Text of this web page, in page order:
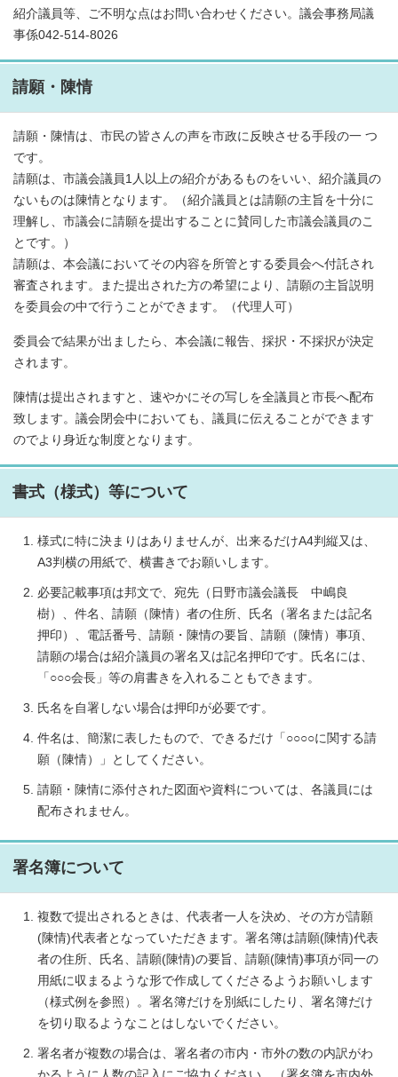
紹介議員等、ご不明な点はお問い合わせください。議会事務局議
事係042-514-8026
請願・陳情
請願・陳情は、市民の皆さんの声を市政に反映させる手段の一 つ
です。
請願は、市議会議員1人以上の紹介があるものをいい、紹介議員の
ないものは陳情となります。（紹介議員とは請願の主旨を十分に
理解し、市議会に請願を提出することに賛同した市議会議員のこ
とです。）
請願は、本会議においてその内容を所管とする委員会へ付託され
審査されます。また提出された方の希望により、請願の主旨説明
を委員会の中で行うことができます。（代理人可）
委員会で結果が出ましたら、本会議に報告、採択・不採択が決定
されます。
陳情は提出されますと、速やかにその写しを全議員と市長へ配布
致します。議会閉会中においても、議員に伝えることができます
のでより身近な制度となります。
書式（様式）等について
様式に特に決まりはありませんが、出来るだけA4判縦又は、
A3判横の用紙で、横書きでお願いします。
必要記載事項は邦文で、宛先（日野市議会議長 中嶋良
樹）、件名、請願（陳情）者の住所、氏名（署名または記名
押印）、電話番号、請願・陳情の要旨、請願（陳情）事項、
請願の場合は紹介議員の署名又は記名押印です。氏名には、
「○○○会長」等の肩書きを入れることもできます。
氏名を自署しない場合は押印が必要です。
件名は、簡潔に表したもので、できるだけ「○○○○に関する請
願（陳情）」としてください。
請願・陳情に添付された図面や資料については、各議員には
配布されません。
署名簿について
複数で提出されるときは、代表者一人を決め、その方が請願
(陳情)代表者となっていただきます。署名簿は請願(陳情)代表
者の住所、氏名、請願(陳情)の要旨、請願(陳情)事項が同一の
用紙に収まるような形で作成してくださるようお願いします
（様式例を参照）。署名簿だけを別紙にしたり、署名簿だけ
を切り取るようなことはしないでください。
署名者が複数の場合は、署名者の市内・市外の数の内訳がわ